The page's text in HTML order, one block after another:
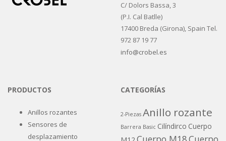
C/ Dolors Bassa, 3
(P.I. Cal Batlle)
17400 Breda (Girona), Spain Tel.
972 87 19 77
info@crobel.es
PRODUCTOS
Anillos rozantes
Sensores de
desplazamiento
CATEGORÍAS
2-Piezas Anillo rozante
Barrera Basic Cilíndirco Cuerpo